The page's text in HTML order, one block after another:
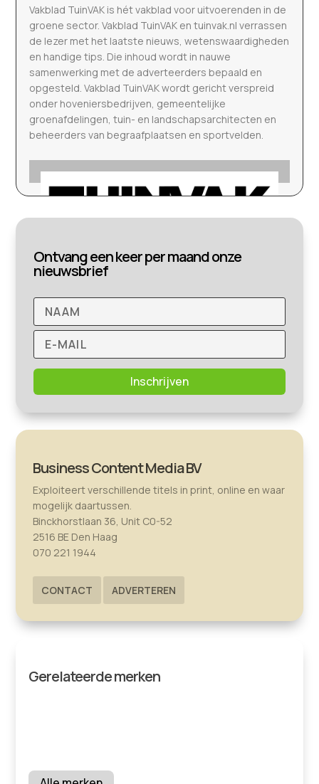
Vakblad TuinVAK is hét vakblad voor uitvoerenden in de
groene sector. Vakblad TuinVAK en tuinvak.nl verrassen
de lezer met het laatste nieuws, wetenswaardigheden
en handige tips. Die inhoud wordt in nauwe
samenwerking met de adverteerders bepaald en
opgesteld. Vakblad TuinVAK wordt gericht verspreid
onder hoveniersbedrijven, gemeentelijke
groenafdelingen, tuin- en landschapsarchitecten en
beheerders van begraafplaatsen en sportvelden.
Ontvang een keer per maand onze
nieuwsbrief
Inschrijven
Business Content Media BV
Exploiteert verschillende titels in print, online en waar
mogelijk daartussen.
Binckhorstlaan 36, Unit C0-52
2516 BE Den Haag
070 221 1944
CONTACT ADVERTEREN
Gerelateerde merken